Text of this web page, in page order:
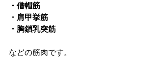
・僧帽筋
・肩甲挙筋
・胸鎖乳突筋
などの筋肉です。